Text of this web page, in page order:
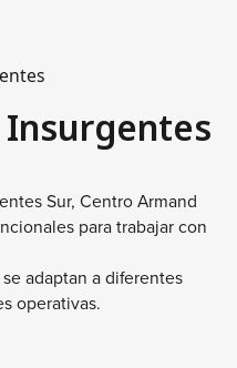
Sur, Centro Armand
para trabajar con
adaptan a diferentes
operativas.